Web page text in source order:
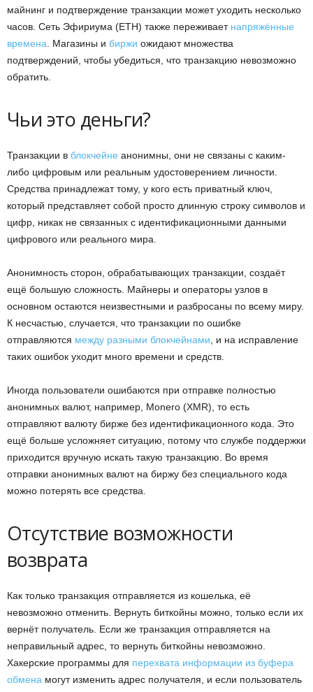
майнинг и подтверждение транзакции может уходить несколько
часов. Сеть Эфириума (ETH) также переживает напряжённые
времена . Магазины и биржи ожидают множества
подтверждений, чтобы убедиться, что транзакцию невозможно
обратить.
Чьи это деньги?
Транзакции в блокчейне анонимны, они не связаны с каким-
либо цифровым или реальным удостоверением личности.
Средства принадлежат тому, у кого есть приватный ключ,
который представляет собой просто длинную строку символов и
цифр, никак не связанных с идентификационными данными
цифрового или реального мира.
Анонимность сторон, обрабатывающих транзакции, создаёт
ещё большую сложность. Майнеры и операторы узлов в
основном остаются неизвестными и разбросаны по всему миру.
К несчастью, случается, что транзакции по ошибке
отправляются между разными блокчейнами , и на исправление
таких ошибок уходит много времени и средств.
Иногда пользователи ошибаются при отправке полностью
анонимных валют, например, Monero (XMR), то есть
отправляют валюту бирже без идентификационного кода. Это
ещё больше усложняет ситуацию, потому что службе поддержки
приходится вручную искать такую транзакцию. Во время
отправки анонимных валют на биржу без специального кода
можно потерять все средства.
Отсутствие возможности
возврата
Как только транзакция отправляется из кошелька, её
невозможно отменить. Вернуть биткойны можно, только если их
вернёт получатель. Если же транзакция отправляется на
неправильный адрес, то вернуть биткойны невозможно.
Хакерские программы для перехвата информации из буфера
обмена могут изменить адрес получателя, и если пользователь